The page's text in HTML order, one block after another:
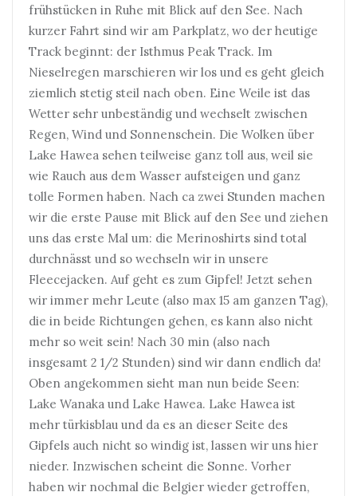
frühstücken in Ruhe mit Blick auf den See. Nach
kurzer Fahrt sind wir am Parkplatz, wo der heutige
Track beginnt: der Isthmus Peak Track. Im
Nieselregen marschieren wir los und es geht gleich
ziemlich stetig steil nach oben. Eine Weile ist das
Wetter sehr unbeständig und wechselt zwischen
Regen, Wind und Sonnenschein. Die Wolken über
Lake Hawea sehen teilweise ganz toll aus, weil sie
wie Rauch aus dem Wasser aufsteigen und ganz
tolle Formen haben. Nach ca zwei Stunden machen
wir die erste Pause mit Blick auf den See und ziehen
uns das erste Mal um: die Merinoshirts sind total
durchnässt und so wechseln wir in unsere
Fleecejacken. Auf geht es zum Gipfel! Jetzt sehen
wir immer mehr Leute (also max 15 am ganzen Tag),
die in beide Richtungen gehen, es kann also nicht
mehr so weit sein! Nach 30 min (also nach
insgesamt 2 1/2 Stunden) sind wir dann endlich da!
Oben angekommen sieht man nun beide Seen:
Lake Wanaka und Lake Hawea. Lake Hawea ist
mehr türkisblau und da es an dieser Seite des
Gipfels auch nicht so windig ist, lassen wir uns hier
nieder. Inzwischen scheint die Sonne. Vorher
haben wir nochmal die Belgier wieder getroffen,